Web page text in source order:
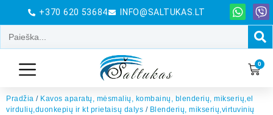
+370 620 53684 INFO@SALTUKAS.LT
0
Pradžia / Kavos aparatų, mėsmalių, kombainų, blenderių, mikserių,el
virdulių,duonkepių ir kt prietaisų dalys / Blenderių, mikserių,virtuvinių